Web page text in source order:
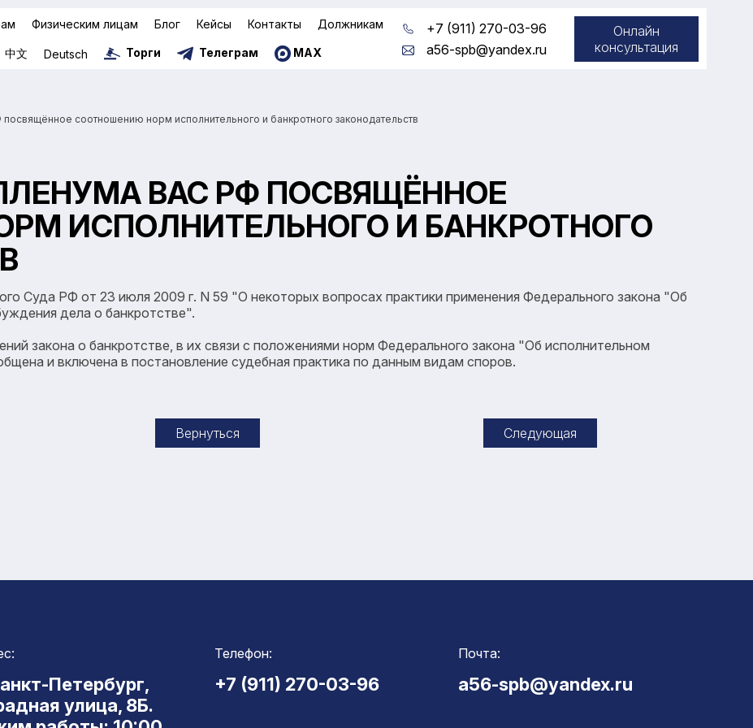
+7 (911) 270-03-96
a56-spb@yandex.ru
Онлайн
консультация
Физическим лицам Блог Кейсы Контакты Должникам
中文 Deutsch Торги Телеграм MAX
соотношению норм исполнительного и банкротного законодательств
ВАС РФ ПОСВЯЩЁННОЕ
ИСПОЛНИТЕЛЬНОГО И БАНКРОТНОГО
Суда РФ от 23 июля 2009 г. N 59 "О некоторых вопросах практики применения Федерального закона "Об
дела о банкротстве".
закона о банкротстве, в их связи с положениями норм Федерального закона "Об исполнительном
и включена в постановление судебная практика по данным видам споров.
Вернуться Следующая
Петербург,
улица, 8Б.
Телефон:
+7 (911) 270-03-96
Почта:
a56-spb@yandex.ru